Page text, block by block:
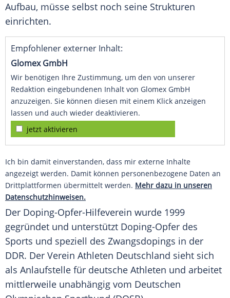
Aufbau, müsse selbst noch seine Strukturen
einrichten.
Empfohlener externer Inhalt:
Glomex GmbH
Wir benötigen Ihre Zustimmung, um den von unserer
Redaktion eingebundenen Inhalt von Glomex GmbH
anzuzeigen. Sie können diesen mit einem Klick anzeigen
lassen und auch wieder deaktivieren.
jetzt aktivieren
Ich bin damit einverstanden, dass mir externe Inhalte
angezeigt werden. Damit können personenbezogene Daten an
Drittplattformen übermittelt werden. Mehr dazu in unseren
Datenschutzhinweisen.
Der Doping-Opfer-Hilfeverein wurde 1999
gegründet und unterstützt Doping-Opfer des
Sports und speziell des Zwangsdopings in der
DDR. Der Verein Athleten Deutschland sieht sich
als Anlaufstelle für deutsche Athleten und arbeitet
mittlerweile unabhängig vom Deutschen